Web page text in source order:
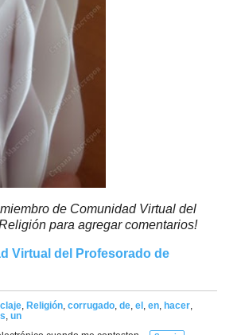
de Comunidad Virtual del
para agregar comentarios!
Virtual del Profesorado de
, Religión, corrugado, de, el , en, hacer,
, un